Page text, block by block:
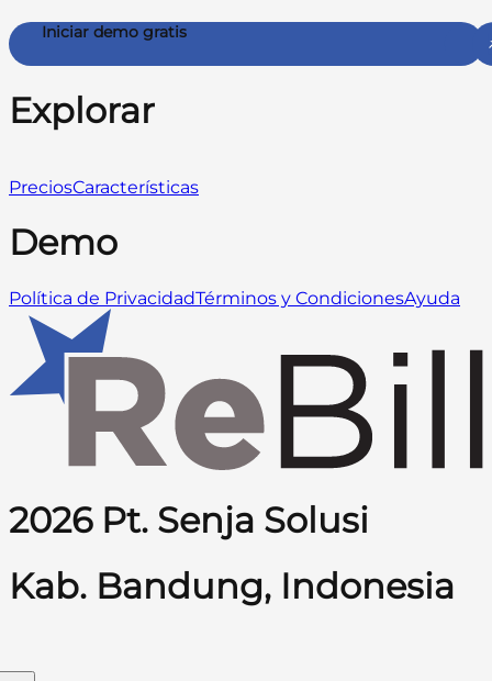
Iniciar demo gratis
Explorar
PreciosCaracterísticas
Demo
Política de PrivacidadTérminos y CondicionesAyuda
2026 Pt. Senja Solusi
Kab. Bandung, Indonesia